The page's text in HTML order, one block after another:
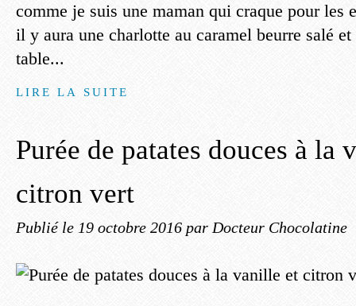
comme je suis une maman qui craque pour les
il y aura une charlotte au caramel beurre salé
table...
LIRE LA SUITE
Purée de patates douces à la
citron vert
Publié le 19 octobre 2016 par Docteur Chocolatine